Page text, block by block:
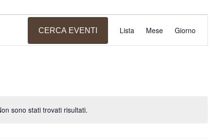
Notice
sono stati trovati risultati.
CERCA EVENTI Evento
Viste
Lista Mese Giorno